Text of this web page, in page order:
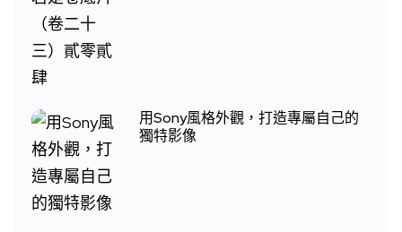
用Sony風格外觀，打造專屬自己的
獨特影像